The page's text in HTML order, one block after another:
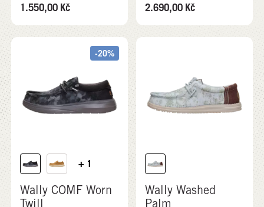
1.550,00 Kč 2.690,00 Kč
-20%
+ 1
Wally COMF Worn
Twill
Wally Washed
Palm